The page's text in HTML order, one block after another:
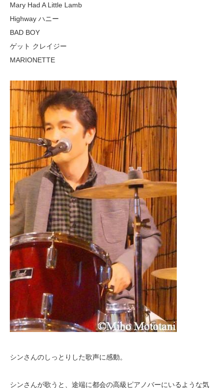
Mary Had A Little Lamb
Highway ハニー
BAD BOY
ゲット クレイジー
MARIONETTE
シンさんのしっとりした歌声に感動。
シンさんが歌うと、途端に都会の高級ピアノバーにいるような気